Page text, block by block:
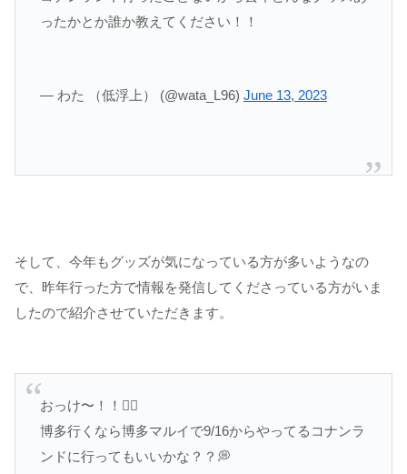
ったかとか誰か教えてください！！
— わた （低浮上） (@wata_L96) June 13, 2023
そして、今年もグッズが気になっている方が多いようなの
で、昨年行った方で情報を発信してくださっている方がいま
したので紹介させていただきます。
おっけ〜！！🙆‍♀️
博多行くなら博多マルイで9/16からやってるコナンラ
ンドに行ってもいいかな？？💭